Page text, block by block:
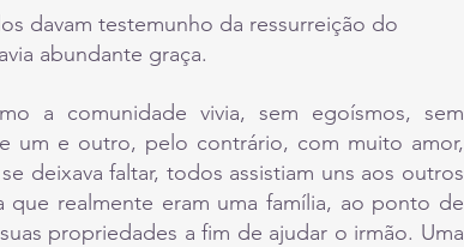
davam testemunho da ressurreição do
abundante graça.
um e outro, pelo contrário, com muito amor,
deixava faltar, todos assistiam uns aos outros
que realmente eram uma família, ao ponto de
propriedades a fim de ajudar o irmão. Uma